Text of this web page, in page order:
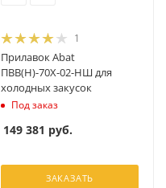
1
Прилавок Abat
ПВВ(Н)-70Х-02-НШ для
холодных закусок
Под заказ
149 381 руб.
ЗАКАЗАТЬ